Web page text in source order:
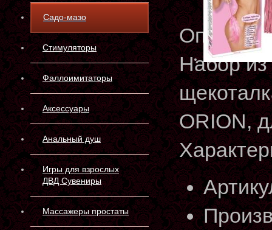
Садо-мазо
Стимуляторы
Фаллоимитаторы
Аксессуары
Анальный душ
Игры для взрослых
ДВД Сувениры
Массажеры простаты
Набор из
ORION,